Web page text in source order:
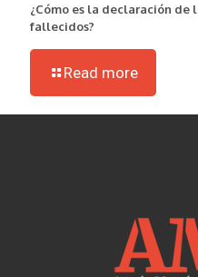
¿Cómo es la declaración de
fallecidos?
Read more